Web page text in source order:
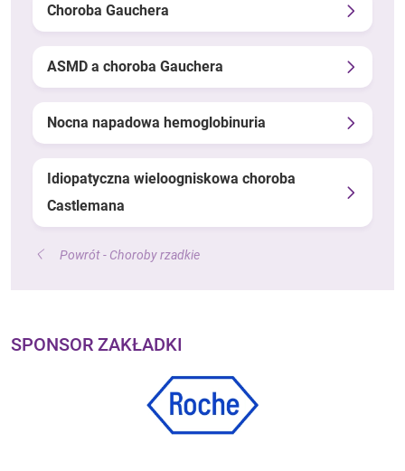
Choroba Gauchera
ASMD a choroba Gauchera
Nocna napadowa hemoglobinuria
Idiopatyczna wieloogniskowa choroba
Castlemana
Powrót - Choroby rzadkie
SPONSOR ZAKŁADKI